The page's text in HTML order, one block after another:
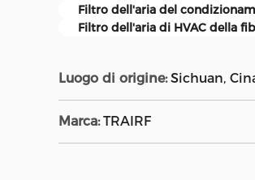
Filtro dell'aria del
Filtro dell'aria di HVAC della
Luogo di origine: Sichuan,
Marca: TRAIRF